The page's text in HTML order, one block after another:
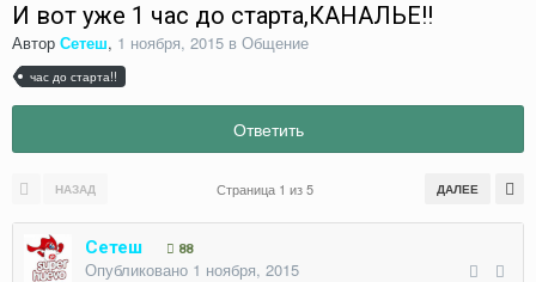
И вот уже 1 час до старта,КАНАЛЬЕ!!
Автор Сетеш, 1 ноября, 2015 в Общение
час до старта!!
Ответить
НАЗАД ДАЛЕЕ
Страница 1 из 5
Сетеш 88
Опубликовано 1 ноября, 2015